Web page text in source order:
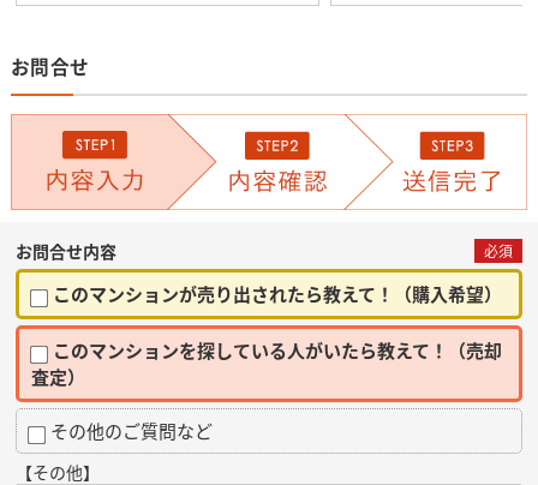
お問合せ
お問合せ内容 必須
このマンションが売り出されたら教えて！（購入希望）
このマンションを探している人がいたら教えて！（売却
査定）
その他のご質問など
【その他】